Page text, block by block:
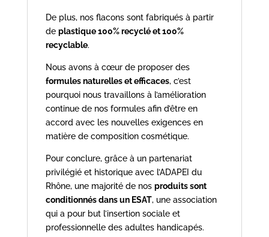
De plus, nos flacons sont fabriqués à partir
de plastique 100% recyclé et 100%
recyclable.
Nous avons à cœur de proposer des
formules naturelles et efficaces, c’est
pourquoi nous travaillons à l’amélioration
continue de nos formules afin d’être en
accord avec les nouvelles exigences en
matière de composition cosmétique.
Pour conclure, grâce à un partenariat
privilégié et historique avec l’ADAPEI du
Rhône, une majorité de nos produits sont
conditionnés dans un ESAT, une association
qui a pour but l’insertion sociale et
professionnelle des adultes handicapés.